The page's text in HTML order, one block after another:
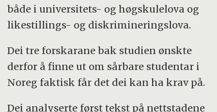
både i universitets- og høgskulelova og
likestillings- og diskrimineringslova.
Dei tre forskarane bak studien ønskte
derfor å finne ut om sårbare studentar i
Noreg faktisk får det dei kan ha krav på.
Dei analyserte først tekst på nettstadene